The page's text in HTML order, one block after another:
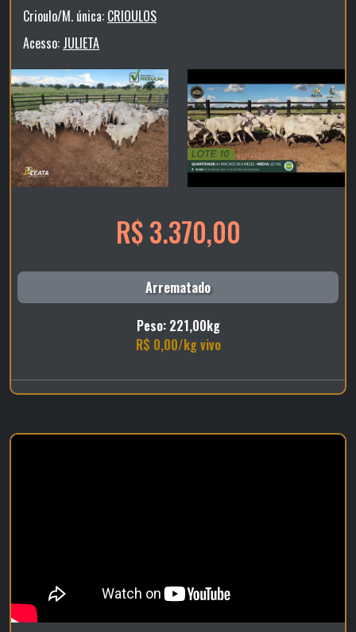
Crioulo/M. única: CRIOULOS
Acesso: JULIETA
R$ 3.370,00
Arrematado
Peso: 221,00kg
R$ 0,00/kg vivo